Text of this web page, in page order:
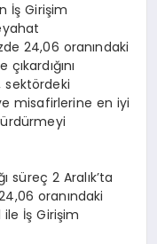
İş Girişim
24,06 oranındaki
sektördeki
misafirlerine en iyi
süreç 2 Aralık’ta
oranındaki
İş Girişim